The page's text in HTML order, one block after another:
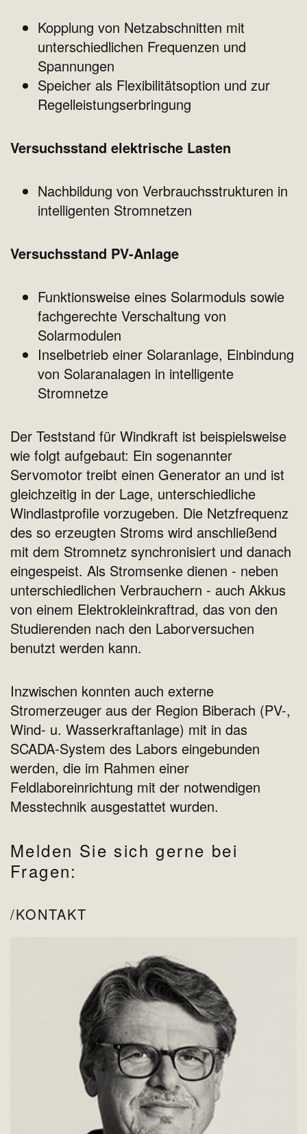
Kopplung von Netzabschnitten mit
unterschiedlichen Frequenzen und
Spannungen
Speicher als Flexibilitätsoption und zur
Regelleistungserbringung
Versuchsstand elektrische Lasten
Nachbildung von Verbrauchsstrukturen in
intelligenten Stromnetzen
Versuchsstand PV-Anlage
Funktionsweise eines Solarmoduls sowie
fachgerechte Verschaltung von
Solarmodulen
Inselbetrieb einer Solaranlage, Einbindung
von Solaranalagen in intelligente
Stromnetze
Der Teststand für Windkraft ist beispielsweise
wie folgt aufgebaut: Ein sogenannter
Servomotor treibt einen Generator an und ist
gleichzeitig in der Lage, unterschiedliche
Windlastprofile vorzugeben. Die Netzfrequenz
des so erzeugten Stroms wird anschließend
mit dem Stromnetz synchronisiert und danach
eingespeist. Als Stromsenke dienen - neben
unterschiedlichen Verbrauchern - auch Akkus
von einem Elektrokleinkraftrad, das von den
Studierenden nach den Laborversuchen
benutzt werden kann.
Inzwischen konnten auch externe
Stromerzeuger aus der Region Biberach (PV-,
Wind- u. Wasserkraftanlage) mit in das
SCADA-System des Labors eingebunden
werden, die im Rahmen einer
Feldlaboreinrichtung mit der notwendigen
Messtechnik ausgestattet wurden.
Melden Sie sich gerne bei
Fragen:
KONTAKT